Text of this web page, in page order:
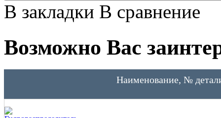
В закладки В сравнение
Возможно Вас
Наименование, №